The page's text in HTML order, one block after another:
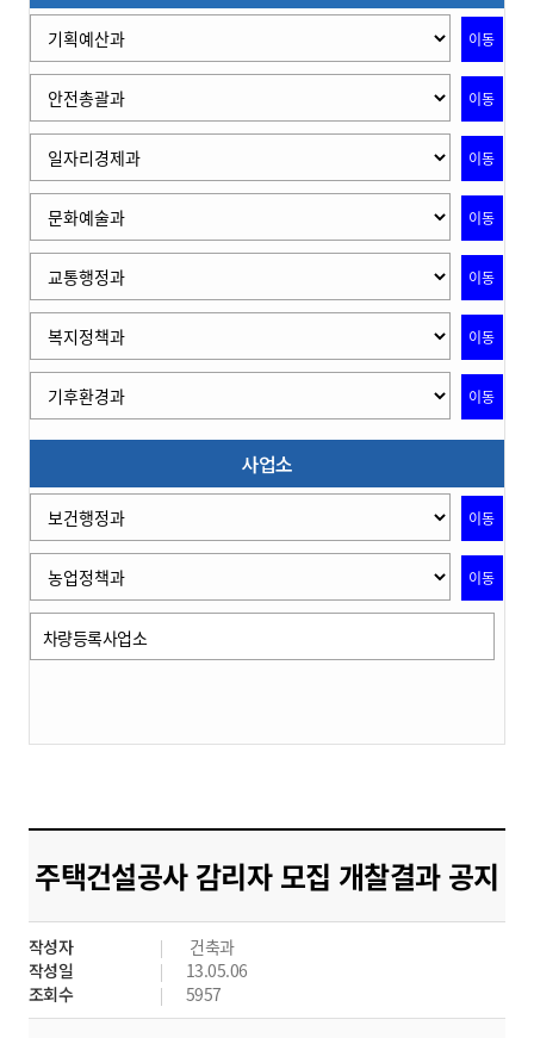
이동
이동
이동
이동
이동
이동
이동
사업소
이동
이동
차량등록사업소
주택건설공사 감리자 모집 개찰결과 공지
작성자
건축과
작성일
13.05.06
조회수
5957